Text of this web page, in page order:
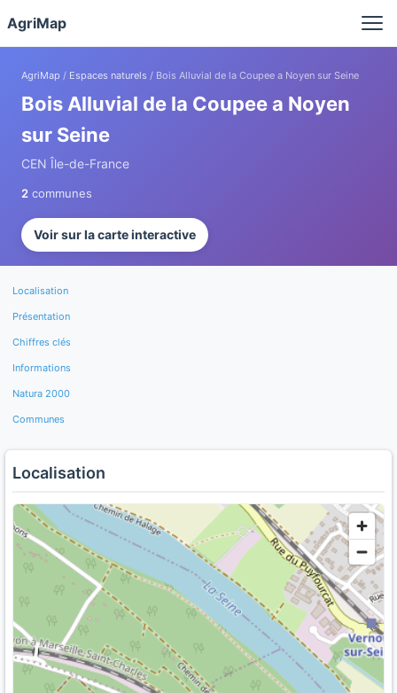
AgriMap
AgriMap / Espaces naturels / Bois Alluvial de la Coupee a Noyen sur Seine
Bois Alluvial de la Coupee a Noyen
sur Seine
CEN Île-de-France
2 communes
Voir sur la carte interactive
Localisation
Présentation
Chiffres clés
Informations
Natura 2000
Communes
Localisation